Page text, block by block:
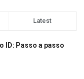
Latest
ID: Passo a passo